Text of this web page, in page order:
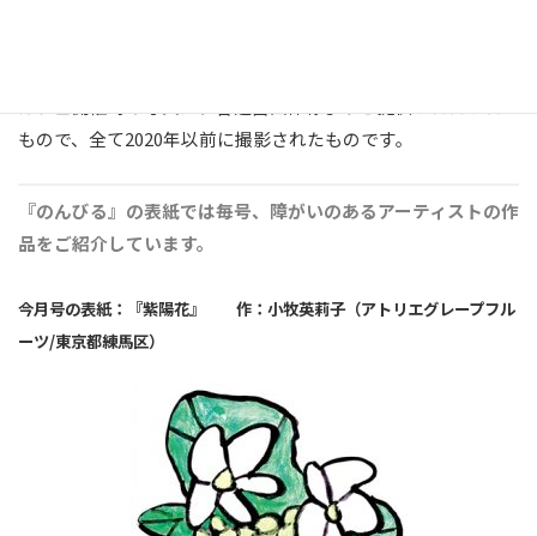
カフェ開催時の写真は、各運営団体様よりご提供いただいた
もので、全て2020年以前に撮影されたものです。
『のんびる』の表紙では毎号、障がいのあるアーティストの作
品をご紹介しています。
今月号の表紙：『紫陽花』 作：小牧英莉子（アトリエグレープフル
ーツ/東京都練馬区）